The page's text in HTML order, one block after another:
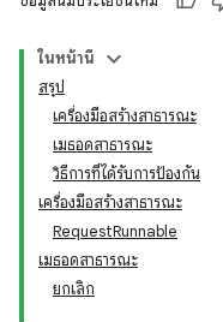
ในหน้านี้
สรุป
เครื่องมือสร้างสาธารณะ
เมธอดสาธารณะ
วิธีการที่ได้รับการป้องกัน
เครื่องมือสร้างสาธารณะ
RequestRunnable
เมธอดสาธารณะ
ยกเลิก